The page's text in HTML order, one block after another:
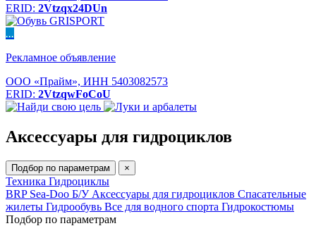
ERID: 2Vtzqx24DUn
...
Рекламное объявление
ООО «Прайм», ИНН 5403082573
ERID: 2VtzqwFoCoU
Аксессуары для гидроциклов
Подбор по параметрам ×
Техника Гидроциклы
BRP Sea-Doo Б/У Аксессуары для гидроциклов Спасательные
жилеты Гидрообувь Все для водного спорта Гидрокостюмы
Подбор по параметрам